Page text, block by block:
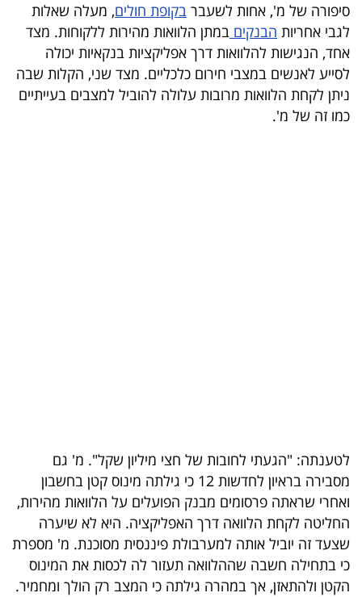
קריירה
ולימודים
מינויים
רייטינג
פודקאסט
40
UNDER
40
סיפורה של מ', אחות לשעבר בקופת חולים, מעלה שאלות
לגבי אחריות הבנקים במתן הלוואות מהירות ללקוחות. מצד
אחד, הנגישות להלוואות דרך אפליקציות בנקאיות יכולה
לסייע לאנשים במצבי חירום כלכליים. מצד שני, הקלות שבה
ניתן לקחת הלוואות מרובות עלולה להוביל למצבים בעייתיים
כמו זה של מ'.
לטענתה: "הגעתי לחובות של חצי מיליון שקל". מ' גם
מסבירה בראיון לחדשות 12 כי גילתה מינוס קטן בחשבון
ואחרי שראתה פרסומים מבנק הפועלים על הלוואות מהירות,
החליטה לקחת הלוואה דרך האפליקציה. היא לא שיערה
שצעד זה יוביל אותה למערבולת פיננסית מסוכנת. מ' מספרת
כי בתחילה חשבה שההלוואה תעזור לה לכסות את המינוס
הקטן ולהתאזן, אך במהרה גילתה כי המצב רק הולך ומחמיר.